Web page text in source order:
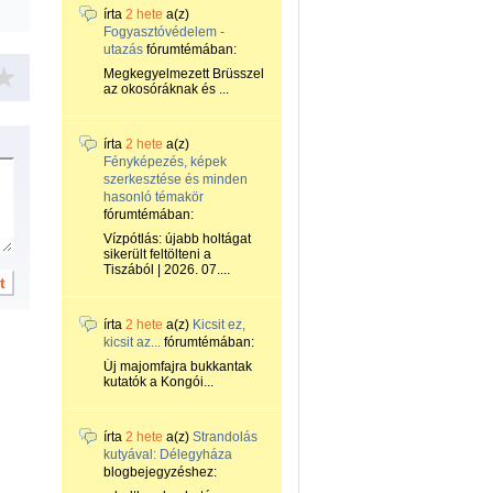
írta 2 hete a(z)
Fogyasztóvédelem -
utazás fórumtémában:
Megkegyelmezett Brüsszel
az okosóráknak és ...
írta 2 hete a(z)
Fényképezés, képek
szerkesztése és minden
hasonló témakör
fórumtémában:
Vízpótlás: újabb holtágat
sikerült feltölteni a
Tiszából | 2026. 07....
írta 2 hete a(z) Kicsit ez,
kicsit az... fórumtémában:
Új majomfajra bukkantak
kutatók a Kongói...
írta 2 hete a(z) Strandolás
kutyával: Délegyháza
blogbejegyzéshez: